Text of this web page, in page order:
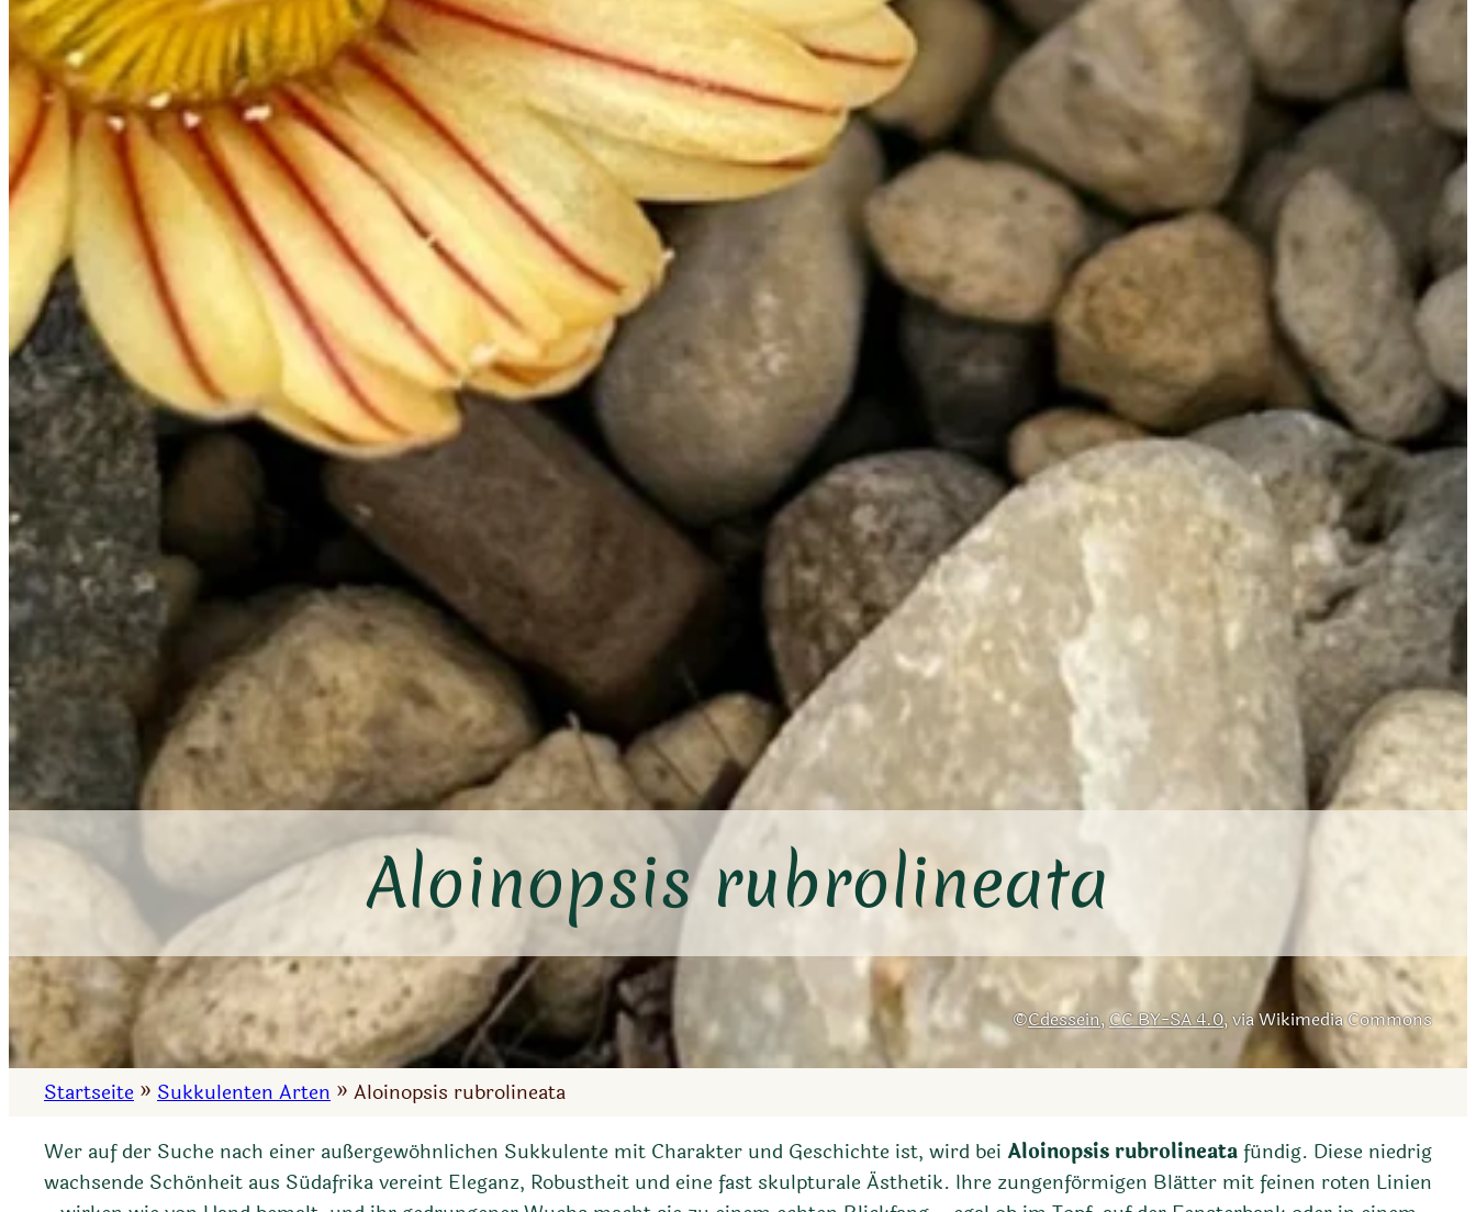
Aloinopsis rubrolineata
Cdessein,CC BY-SA 4.0, via Wikimedia Commons
Startseite » Sukkulenten Arten » Aloinopsis rubrolineata
Wer auf der Suche nach einer außergewöhnlichen Sukkulente mit Charakter und Geschichte ist, wird bei Aloinopsis rubrolineatafündig. Diese niedrig
wachsende Schönheit aus Südafrika vereint Eleganz, Robustheit und eine fast skulpturale Ästhetik. Ihre zungenförmigen Blätter mit feinen roten Linien